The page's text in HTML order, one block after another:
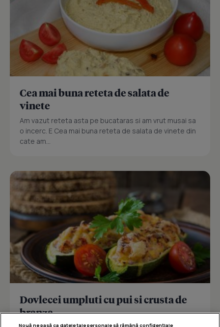
Cea mai buna reteta de salata de
vinete
Am vazut reteta asta pe bucataras si am vrut musai sa
o incerc. E Cea mai buna reteta de salata de vinete din
cate am...
Dovlecei umpluti cu pui si crusta de
branza
Nouă ne pasă ca datele tale personale să rămână confidențiale